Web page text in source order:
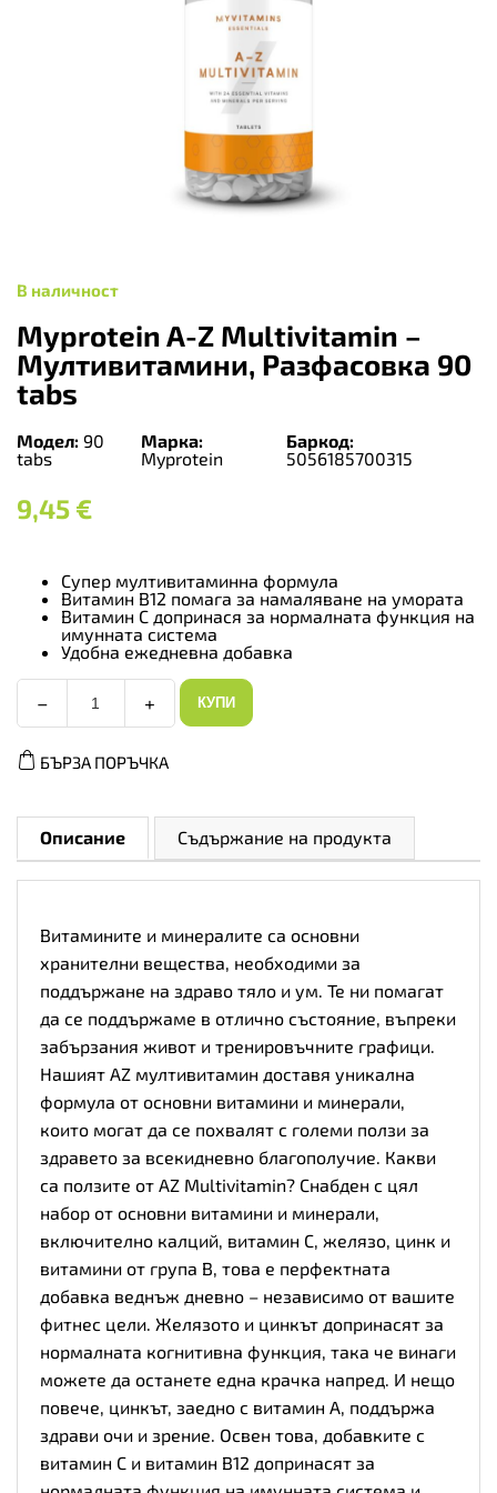
В наличност
Myprotein A-Z Multivitamin –
Мултивитамини, Разфасовка 90
tabs
Модел: 90
tabs
Марка:
Myprotein
Баркод:
5056185700315
9,45 €
Супер мултивитаминна формула
Витамин B12 помага за намаляване на умората
Витамин С допринася за нормалната функция на
имунната система
Удобна ежедневна добавка
−
Myprotein
A-
Multivitamin
Разфасовка
90
tabs
+ КУПИ
БЪРЗА ПОРЪЧКА
Описание Съдържание на продукта
Витамините и минералите са основни
хранителни вещества, необходими за
поддържане на здраво тяло и ум. Те ни помагат
да се поддържаме в отлично състояние, въпреки
забързания живот и тренировъчните графици.
Нашият AZ мултивитамин доставя уникална
формула от основни витамини и минерали,
които могат да се похвалят с големи ползи за
здравето за всекидневно благополучие. Какви
са ползите от AZ Multivitamin? Снабден с цял
набор от основни витамини и минерали,
включително калций, витамин С, желязо, цинк и
витамини от група В, това е перфектната
добавка веднъж дневно – независимо от вашите
фитнес цели. Желязото и цинкът допринасят за
нормалната когнитивна функция, така че винаги
можете да останете една крачка напред. И нещо
повече, цинкът, заедно с витамин А, поддържа
здрави очи и зрение. Освен това, добавките с
витамин С и витамин В12 допринасят за